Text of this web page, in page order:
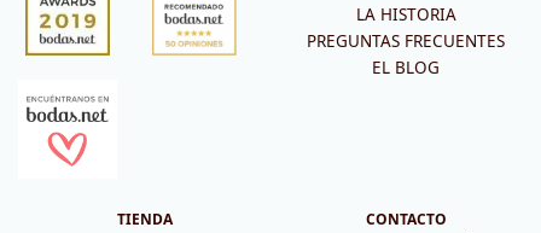
LA HISTORIA
PREGUNTAS FRECUENTES
EL BLOG
TIENDA CONTACTO